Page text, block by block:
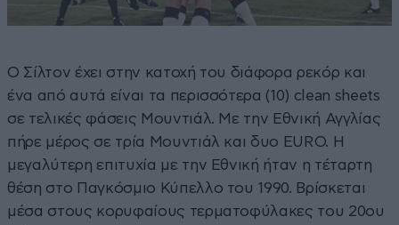
Ο Σίλτον έχει στην κατοχή του διάφορα ρεκόρ και
ένα από αυτά είναι τα περισσότερα (10) clean sheets
σε τελικές φάσεις Μουντιάλ. Με την Εθνική Αγγλίας
πήρε μέρος σε τρία Μουντιάλ και δυο EURO. Η
μεγαλύτερη επιτυχία με την Εθνική ήταν η τέταρτη
θέση στο Παγκόσμιο Κύπελλο του 1990. Βρίσκεται
μέσα στους κορυφαίους τερματοφύλακες του 20ου